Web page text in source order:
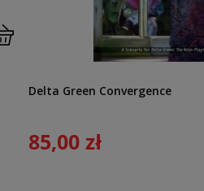
Delta Green Convergence
85,00 zł